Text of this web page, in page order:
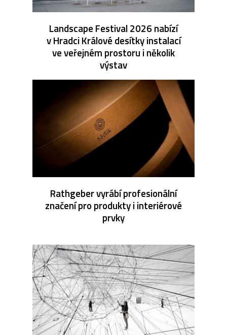
Landscape Festival 2026 nabízí
v Hradci Králové desítky instalací
ve veřejném prostoru i několik
výstav
Rathgeber vyrábí profesionální
značení pro produkty i interiérové
prvky